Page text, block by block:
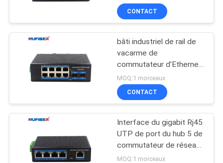
protection contre la
foudre
CONTACT
bâti industriel de rail de
vacarme de
commutateur d'Ethernet
du commutateur 8port
industriel Unmanaged
MOQ:1 morceaux
CONTACT
Interface du gigabit Rj45
UTP de port du hub 5 de
commutateur de réseau
de bâti de rail du
MOQ:1 morceaux